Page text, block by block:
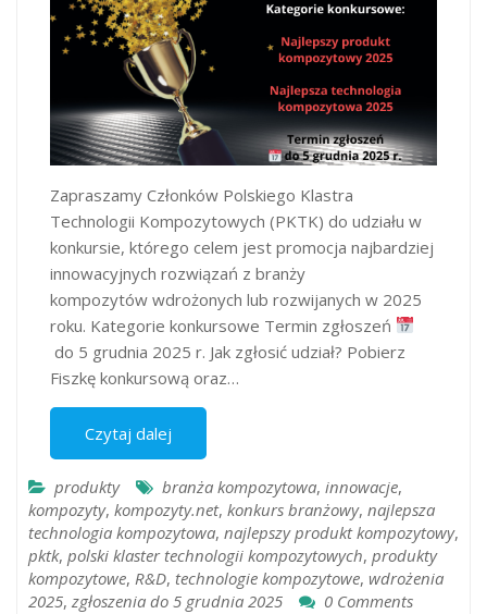
Zapraszamy Członków Polskiego Klastra
Technologii Kompozytowych (PKTK) do udziału w
konkursie, którego celem jest promocja najbardziej
innowacyjnych rozwiązań z branży
kompozytów wdrożonych lub rozwijanych w 2025
roku. Kategorie konkursowe Termin zgłoszeń
do 5 grudnia 2025 r. Jak zgłosić udział? Pobierz
Fiszkę konkursową oraz…
Czytaj dalej
produkty branża kompozytowa, innowacje,
kompozyty, kompozyty.net, konkurs branżowy, najlepsza
technologia kompozytowa, najlepszy produkt kompozytowy,
pktk, polski klaster technologii kompozytowych, produkty
kompozytowe, R&D, technologie kompozytowe, wdrożenia
2025, zgłoszenia do 5 grudnia 2025 0 Comments